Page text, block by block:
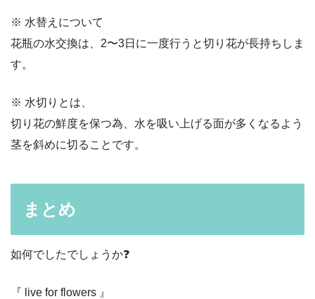
※ 水替えについて
花瓶の水交換は、2〜3日に一度行うと切り花が長持ちしま
す。
※ 水切りとは、
切り花の鮮度を保つ為、水を吸い上げる面が多くなるよう
茎を斜めに切ることです。
まとめ
如何でしたでしょうか❓
『 live for flowers 』